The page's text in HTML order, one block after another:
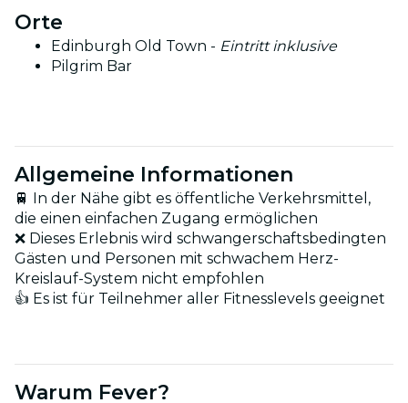
Orte
Edinburgh Old Town - Eintritt inklusive
Pilgrim Bar
Allgemeine Informationen
🚆 In der Nähe gibt es öffentliche Verkehrsmittel,
die einen einfachen Zugang ermöglichen
❌ Dieses Erlebnis wird schwangerschaftsbedingten
Gästen und Personen mit schwachem Herz-
Kreislauf-System nicht empfohlen
👍 Es ist für Teilnehmer aller Fitnesslevels geeignet
Warum Fever?